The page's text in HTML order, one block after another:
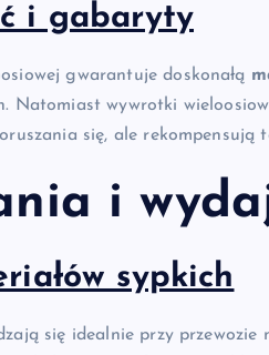
i gabaryty
gwarantuje doskonałą
Natomiast wywrotki
się, ale rekompensują
i
sypkich
się idealnie przy